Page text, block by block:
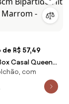
de R$ 57,49
Casal Queen
Hit Z04 Suede
com